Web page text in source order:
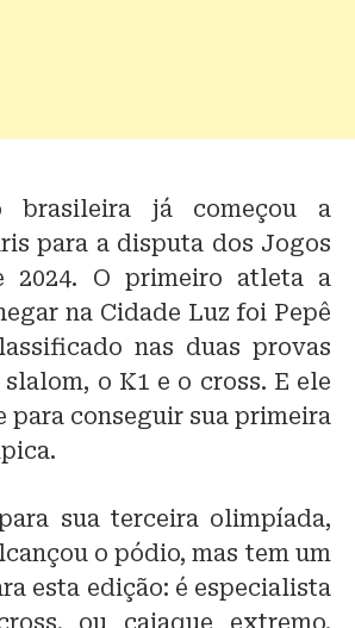
brasileira já começou a
para a disputa dos Jogos
2024. O primeiro atleta a
na Cidade Luz foi Pepê
nas duas provas
o K1 e o cross. E ele
para conseguir sua primeira
sua terceira olimpíada,
o pódio, mas tem um
esta edição: é especialista